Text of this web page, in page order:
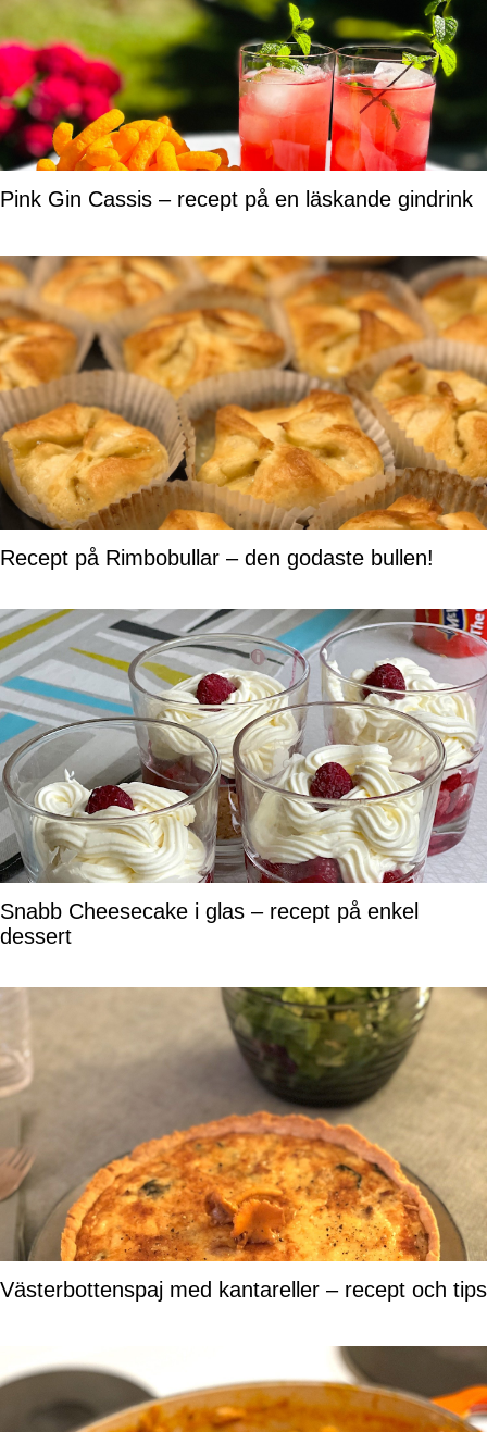
Pink Gin Cassis – recept på en läskande gindrink
Recept på Rimbobullar – den godaste bullen!
Snabb Cheesecake i glas – recept på enkel
dessert
Västerbottenspaj med kantareller – recept och tips